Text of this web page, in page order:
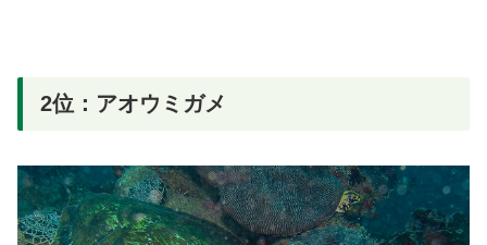
2位：アオウミガメ